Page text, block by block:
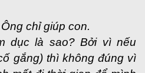
chỉ giúp con.
dục là sao? Bởi vì nếu
gắng) thì không đúng vì